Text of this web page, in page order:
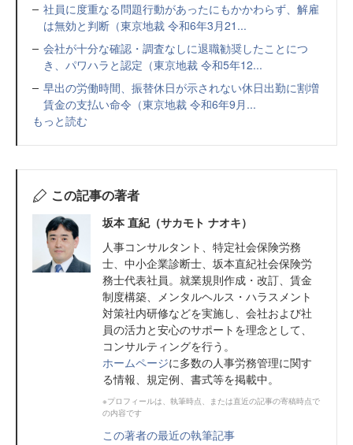
社員に度重なる問題行動があったにもかかわらず、解雇
は無効と判断（東京地裁 令和6年3月21...
会社が十分な確認・調査なしに退職勧奨したことにつ
き、パワハラと認定（東京地裁 令和5年12...
早出の労働時間、振替休日が示されない休日出勤に割増
賃金の支払い命令（東京地裁 令和6年9月...
もっと読む
この記事の著者
坂本 直紀（サカモト ナオキ）
人事コンサルタント、特定社会保険労務
士、中小企業診断士、坂本直紀社会保険労
務士代表社員。就業規則作成・改訂、賃金
制度構築、メンタルヘルス・ハラスメント
対策社内研修などを実施し、会社および社
員の活力と安心のサポートを理念として、
コンサルティングを行う。
ホームページに多数の人事労務管理に関す
る情報、規定例、書式等を掲載中。
※プロフィールは、執筆時点、または直近の記事の寄稿時点で
の内容です
この著者の最近の執筆記事